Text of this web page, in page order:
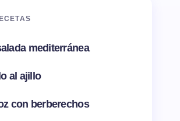
mediterránea
al ajillo
con berberechos